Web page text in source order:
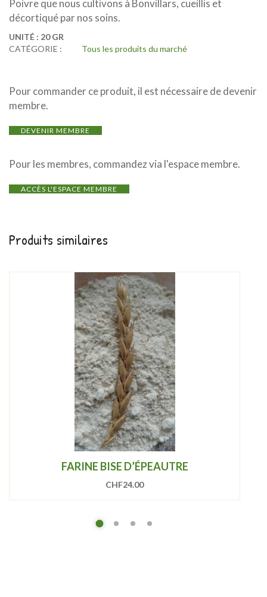
Poivre que nous cultivons à Bonvillars, cueillis et
décortiqué par nos soins.
UNITÉ : 20 GR
CATÉGORIE :
Tous les produits du marché
Pour commander ce produit, il est nécessaire de devenir
membre.
DEVENIR MEMBRE
Pour les membres, commandez via l'espace membre.
ACCÈS L'ESPACE MEMBRE
Produits similaires
FARINE BISE D’ÉPEAUTRE
CHF24.00